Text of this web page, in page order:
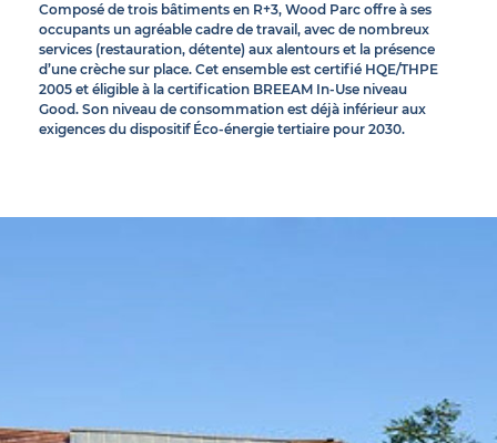
Composé de trois bâtiments en R+3, Wood Parc offre à ses
occupants un agréable cadre de travail, avec de nombreux
services (restauration, détente) aux alentours et la présence
d’une crèche sur place. Cet ensemble est certifié HQE/THPE
2005 et éligible à la certification BREEAM In-Use niveau
Good. Son niveau de consommation est déjà inférieur aux
exigences du dispositif Éco-énergie tertiaire pour 2030.